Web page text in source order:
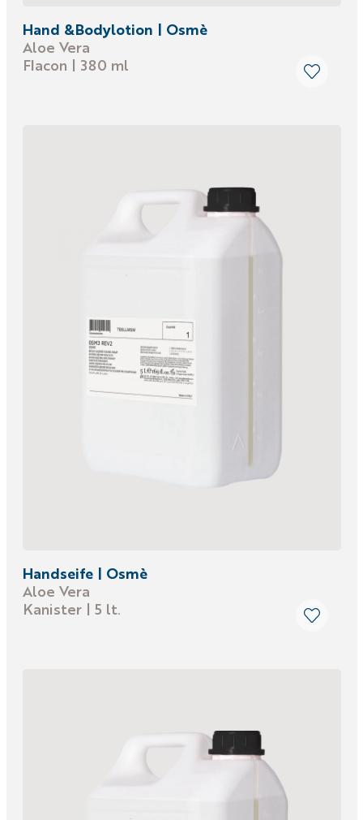
Hand &Bodylotion | Osmè
Aloe Vera
Flacon | 380 ml
Handseife | Osmè
Aloe Vera
Kanister | 5 lt.